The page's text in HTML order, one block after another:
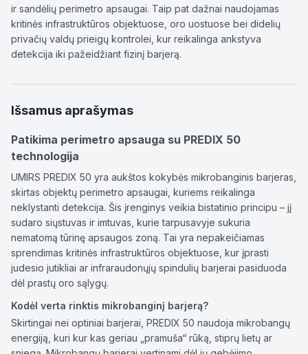
ir sandėlių perimetro apsaugai. Taip pat dažnai naudojamas
kritinės infrastruktūros objektuose, oro uostuose bei didelių
privačių valdų prieigų kontrolei, kur reikalinga ankstyva
detekcija iki pažeidžiant fizinį barjerą.
Išsamus aprašymas
Patikima perimetro apsauga su PREDIX 50
technologija
UMIRS PREDIX 50 yra aukštos kokybės mikrobanginis barjeras,
skirtas objektų perimetro apsaugai, kuriems reikalinga
neklystanti detekcija. Šis įrenginys veikia bistatinio principu – jį
sudaro siųstuvas ir imtuvas, kurie tarpusavyje sukuria
nematomą tūrinę apsaugos zoną. Tai yra nepakeičiamas
sprendimas kritinės infrastruktūros objektuose, kur įprasti
judesio jutikliai ar infraraudonųjų spindulių barjerai pasiduoda
dėl prastų oro sąlygų.
Kodėl verta rinktis mikrobanginį barjerą?
Skirtingai nei optiniai barjerai, PREDIX 50 naudoja mikrobangų
energiją, kuri kur kas geriau „pramuša“ rūką, stiprų lietų ar